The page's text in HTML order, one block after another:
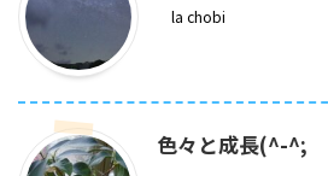
la chobi
色々と成長(^-^;